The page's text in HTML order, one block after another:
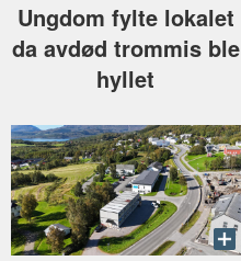
Ungdom fylte lokalet
da avdød trommis ble
hyllet